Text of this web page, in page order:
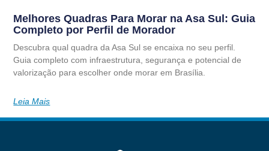
Melhores Quadras Para Morar na Asa Sul: Guia
Completo por Perfil de Morador
Descubra qual quadra da Asa Sul se encaixa no seu perfil.
Guia completo com infraestrutura, segurança e potencial de
valorização para escolher onde morar em Brasília.
Leia Mais